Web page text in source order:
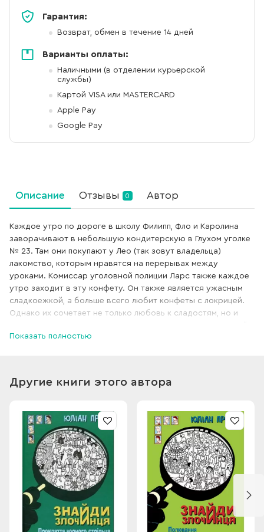
Гарантия:
Возврат, обмен в течение 14 дней
Варианты оплаты:
Наличными (в отделении курьерской
службы)
Картой VISA или MASTERCARD
Apple Pay
Google Pay
Описание Отзывы 0 Автор
Каждое утро по дороге в школу Филипп, Фло и Каролина
заворачивают в небольшую кондитерскую в Глухом уголке
№ 23. Там они покупают у Лео (так зовут владельца)
лакомство, которым нравятся на перерывах между
уроками. Комиссар уголовной полиции Ларс также каждое
утро заходит в эту конфету. Он также является ужасным
сладкоежкой, а больше всего любит конфеты с локрицей.
Однако их сочетает не только любовь к сладостям, но и
У детективной команды «Локрица», как они себя назвали,
Показать полностью
Другие книги этого автора